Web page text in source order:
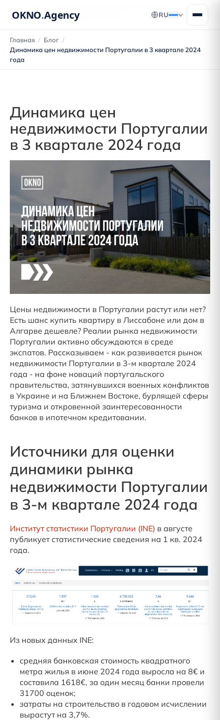
OKNO.Agency RU
Главная / Блог /
Динамика цен недвижимости Португалии в 3 квартале 2024
года
ВНЖ, ПМЖ и гражданства
Динамика цен
недвижимости Португалии
в 3 квартале 2024 года
Цены недвижимости в Португалии растут или нет?
Есть шанс купить квартиру в Лиссабоне или дом в
Алгарве дешевле? Реалии рынка недвижимости
Португалии активно обсуждаются в среде
экспатов. Рассказываем - как развивается рынок
недвижимости Португалии в 3-м квартале 2024
года - на фоне новаций португальского
правительства, затянувшихся военных конфликтов
в Украине и на Ближнем Востоке, бурлящей сферы
туризма и откровенной заинтересованности
банков в ипотечном кредитовании.
Источники для оценки
динамики рынка
недвижимости Португалии
в 3-м квартале 2024 года
Институт статистики Португалии (INE) в августе
публикует статистические сведения на 1 кв. 2024
года.
Из новых данных INE:
средняя банковская стоимость квадратного
метра жилья в июне 2024 года выросла на 8€ и
составила 1618€, за один месяц банки провели
31700 оценок;
затраты на строительство в годовом исчислении
вырастут на 3,7%.